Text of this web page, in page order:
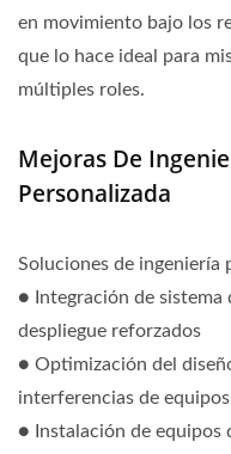
en movimiento bajo los
que lo hace ideal para
múltiples roles.
Mejoras De
Personalizada
Soluciones de ingeniería
● Integración de
despliegue reforzados
● Optimización del
interferencias de equipos
● Instalación de equipos